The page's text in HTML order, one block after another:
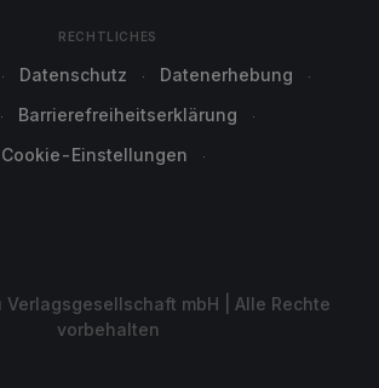
RECHTLICHES
Datenschutz
Datenerhebung
Barrierefreiheitserklärung
Cookie-Einstellungen
mbH | Alle Rechte
vorbehalten